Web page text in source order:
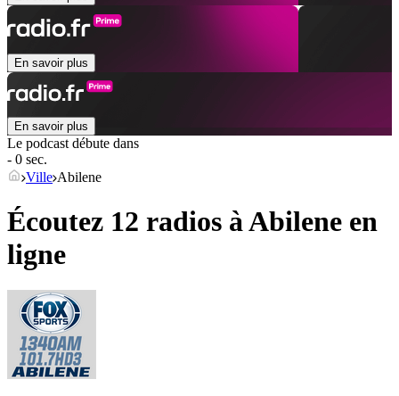
En savoir plus
En savoir plus
Le podcast débute dans
- 0 sec.
Ville Abilene
Écoutez 12 radios àAbilene en
ligne